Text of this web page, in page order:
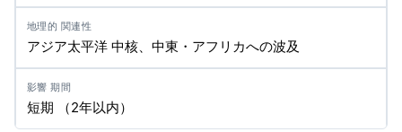
アジア太平洋 中核、中東・アフリカへの波及
短期 （2年以内）